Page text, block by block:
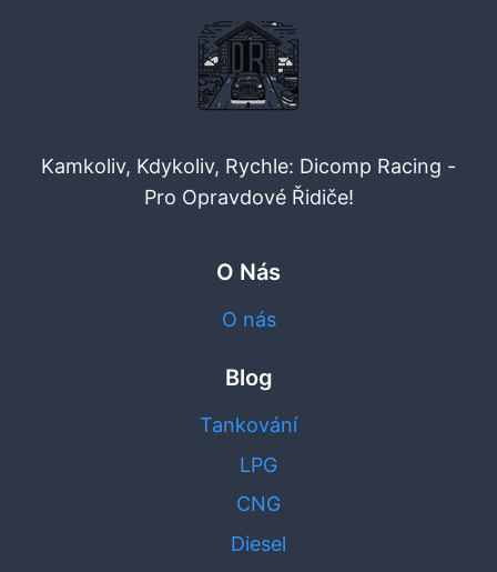
Kamkoliv, Kdykoliv, Rychle: Dicomp Racing -
Pro Opravdové Řidiče!
O Nás
O nás
Blog
Tankování
LPG
CNG
Diesel